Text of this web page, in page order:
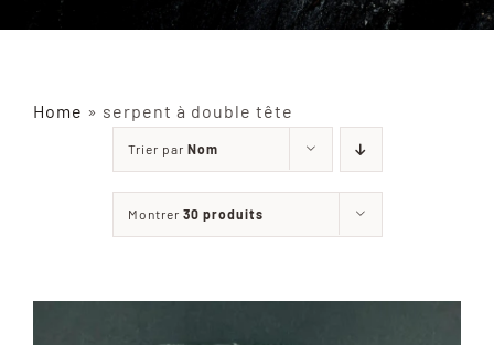
CONTACT
Home » serpent à double tête
Trier par Nom
Montrer 30 produits